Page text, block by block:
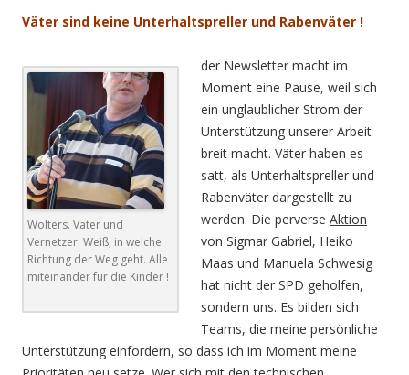
Väter sind keine Unterhaltspreller und Rabenväter !
Wolters. Vater und
Vernetzer. Weiß, in welche
Richtung der Weg geht. Alle
miteinander für die Kinder !
der Newsletter macht im
Moment eine Pause, weil sich
ein unglaublicher Strom der
Unterstützung unserer Arbeit
breit macht. Väter haben es
satt, als Unterhaltspreller und
Rabenväter dargestellt zu
werden. Die perverse Aktion
von Sigmar Gabriel, Heiko
Maas und Manuela Schwesig
hat nicht der SPD geholfen,
sondern uns. Es bilden sich
Teams, die meine persönliche
Unterstützung einfordern, so dass ich im Moment meine